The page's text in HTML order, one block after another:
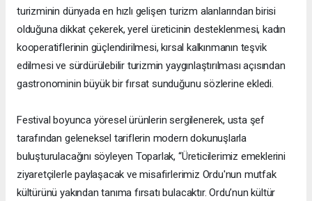
turizminin dünyada en hızlı gelişen turizm alanlarından birisi
olduğuna dikkat çekerek, yerel üreticinin desteklenmesi, kadın
kooperatiflerinin güçlendirilmesi, kırsal kalkınmanın teşvik
edilmesi ve sürdürülebilir turizmin yaygınlaştırılması açısından
gastronominin büyük bir fırsat sunduğunu sözlerine ekledi.
Festival boyunca yöresel ürünlerin sergilenerek, usta şef
tarafından geleneksel tariflerin modern dokunuşlarla
buluşturulacağını söyleyen Toparlak, “Üreticilerimiz emeklerini
ziyaretçilerle paylaşacak ve misafirlerimiz Ordu'nun mutfak
kültürünü yakından tanıma fırsatı bulacaktır. Ordu’nun kültür